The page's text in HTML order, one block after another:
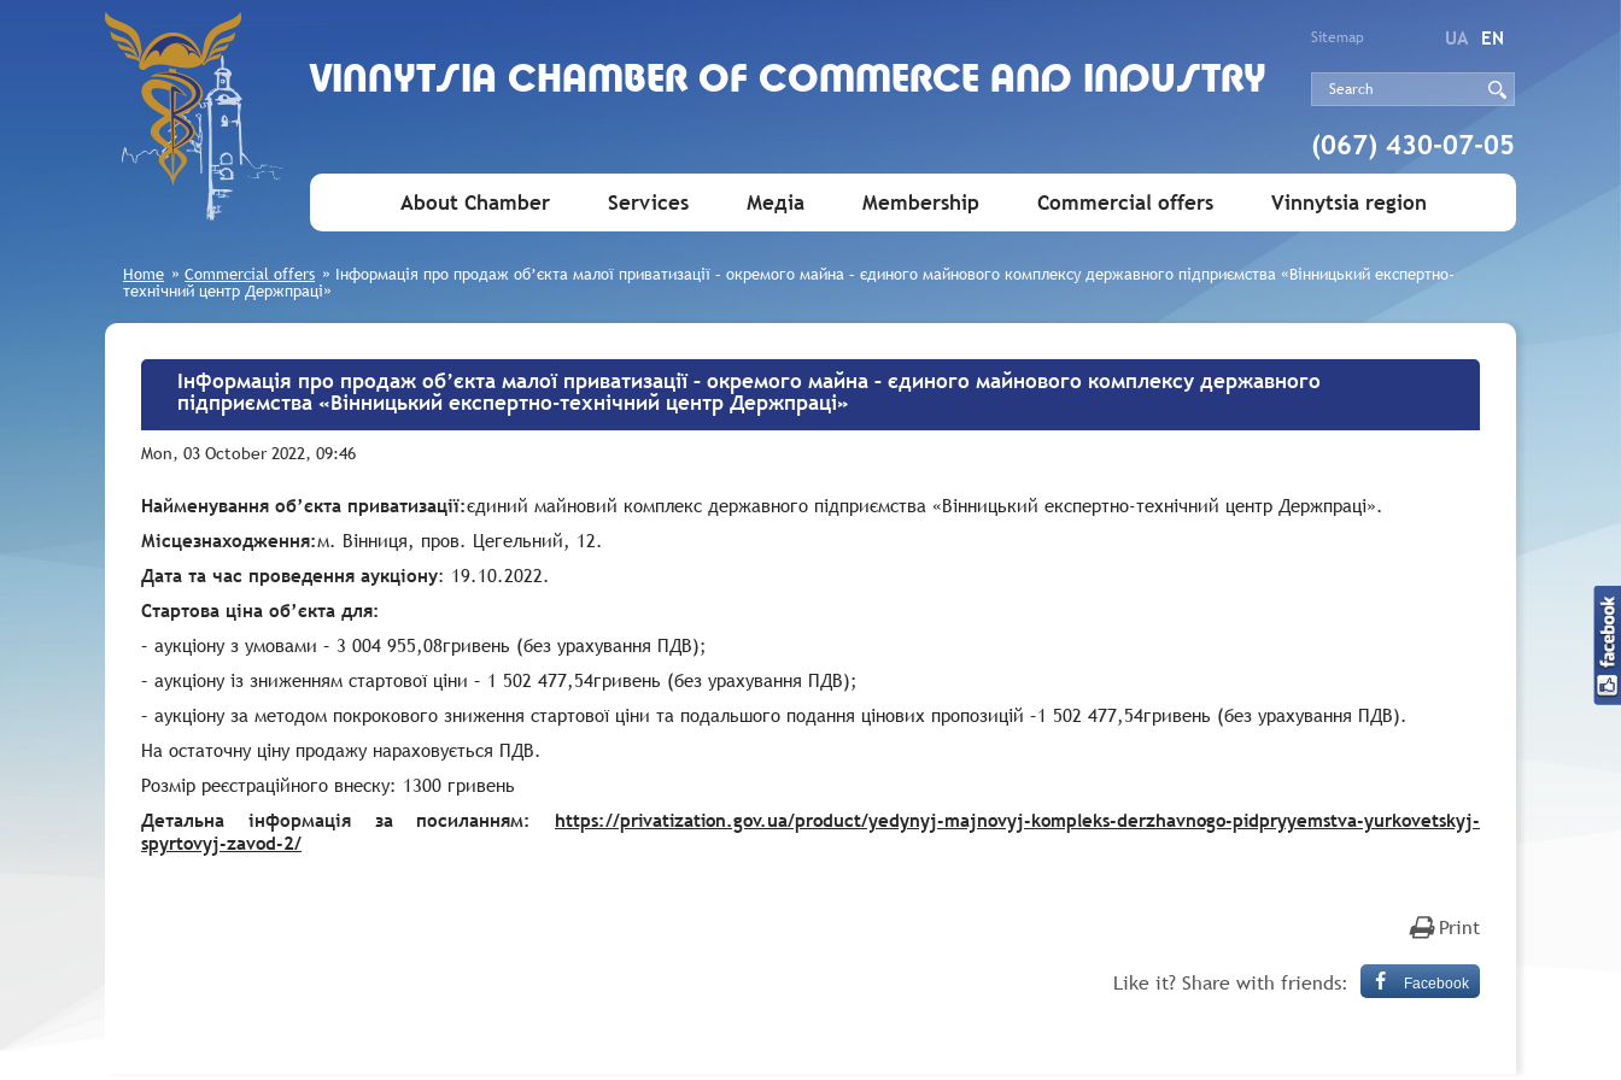
VINNYTSIA CHAMBER OF COMMERCE AND INDUSTRY
Sitemap UA EN
(067) 430-07-05
About Chamber Services Медіа Membership Commercial offers Vinnytsia region
Home » Commercial offers » Інформація про продаж об’єкта малої приватизації – окремого майна – єдиного майнового комплексу державного підприємства «Вінницький експертно-
технічний центр Держпраці»
Інформація про продаж об’єкта малої приватизації – окремого майна – єдиного майнового комплексу державного
підприємства «Вінницький експертно-технічний центр Держпраці»
Mon, 03 October 2022, 09:46
Найменування об’єкта приватизації:єдиний майновий комплекс державного підприємства «Вінницький експертно-технічний центр Держпраці».
Місцезнаходження:м. Вінниця, пров. Цегельний, 12.
Дата та час проведення аукціону: 19.10.2022.
Стартова ціна об’єкта для:
– аукціону з умовами – 3 004 955,08гривень (без урахування ПДВ);
– аукціону із зниженням стартової ціни – 1 502 477,54гривень (без урахування ПДВ);
– аукціону за методом покрокового зниження стартової ціни та подальшого подання цінових пропозицій –1 502 477,54гривень (без урахування ПДВ).
На остаточну ціну продажу нараховується ПДВ.
Розмір реєстраційного внеску: 1300 гривень
Детальна інформація за посиланням: https://privatization.gov.ua/product/yedynyj-majnovyj-kompleks-derzhavnogo-pidpryyemstva-yurkovetskyj-
spyrtovyj-zavod-2/
Print
Like it? Share with friends: Facebook